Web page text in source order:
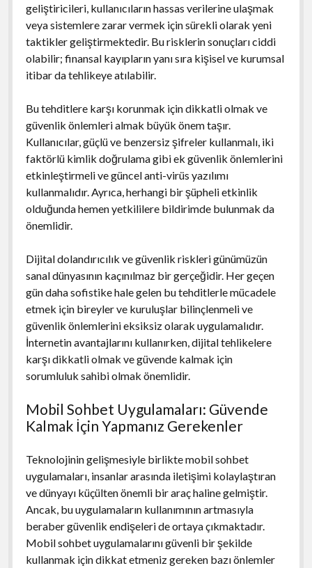
geliştiricileri, kullanıcıların hassas verilerine ulaşmak
veya sistemlere zarar vermek için sürekli olarak yeni
taktikler geliştirmektedir. Bu risklerin sonuçları ciddi
olabilir; finansal kayıpların yanı sıra kişisel ve kurumsal
itibar da tehlikeye atılabilir.
Bu tehditlere karşı korunmak için dikkatli olmak ve
güvenlik önlemleri almak büyük önem taşır.
Kullanıcılar, güçlü ve benzersiz şifreler kullanmalı, iki
faktörlü kimlik doğrulama gibi ek güvenlik önlemlerini
etkinleştirmeli ve güncel anti-virüs yazılımı
kullanmalıdır. Ayrıca, herhangi bir şüpheli etkinlik
olduğunda hemen yetkililere bildirimde bulunmak da
önemlidir.
Dijital dolandırıcılık ve güvenlik riskleri günümüzün
sanal dünyasının kaçınılmaz bir gerçeğidir. Her geçen
gün daha sofistike hale gelen bu tehditlerle mücadele
etmek için bireyler ve kuruluşlar bilinçlenmeli ve
güvenlik önlemlerini eksiksiz olarak uygulamalıdır.
İnternetin avantajlarını kullanırken, dijital tehlikelere
karşı dikkatli olmak ve güvende kalmak için
sorumluluk sahibi olmak önemlidir.
Mobil Sohbet Uygulamaları: Güvende
Kalmak İçin Yapmanız Gerekenler
Teknolojinin gelişmesiyle birlikte mobil sohbet
uygulamaları, insanlar arasında iletişimi kolaylaştıran
ve dünyayı küçülten önemli bir araç haline gelmiştir.
Ancak, bu uygulamaların kullanımının artmasıyla
beraber güvenlik endişeleri de ortaya çıkmaktadır.
Mobil sohbet uygulamalarını güvenli bir şekilde
kullanmak için dikkat etmeniz gereken bazı önlemler